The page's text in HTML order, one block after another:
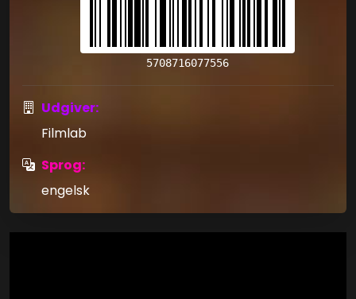
5708716077556
Udgiver:
Filmlab
Sprog:
engelsk